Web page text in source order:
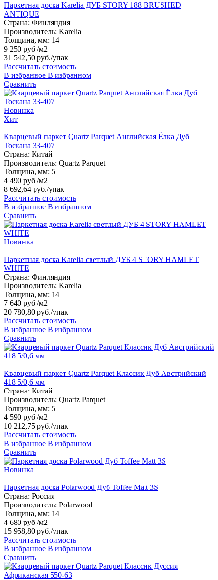
Паркетная доска Karelia ДУБ STORY 188 BRUSHED
ANTIQUE
Страна: Финляндия
Производитель: Karelia
Толщина, мм: 14
9 250 руб./м2
31 542,50 руб./упак
Рассчитать стоимость
В избранное В избранном
Сравнить
Новинка
Хит
Кварцевый паркет Quartz Parquet Английская Ёлка Дуб
Тоскана 33-407
Страна: Китай
Производитель: Quartz Parquet
Толщина, мм: 5
4 490 руб./м2
8 692,64 руб./упак
Рассчитать стоимость
В избранное В избранном
Сравнить
Новинка
Паркетная доска Karelia светлый ДУБ 4 STORY HAMLET
WHITE
Страна: Финляндия
Производитель: Karelia
Толщина, мм: 14
7 640 руб./м2
20 780,80 руб./упак
Рассчитать стоимость
В избранное В избранном
Сравнить
Кварцевый паркет Quartz Parquet Классик Дуб Австрийский
418 5/0,6 мм
Страна: Китай
Производитель: Quartz Parquet
Толщина, мм: 5
4 590 руб./м2
10 212,75 руб./упак
Рассчитать стоимость
В избранное В избранном
Сравнить
Новинка
Паркетная доска Polarwood Дуб Toffee Matt 3S
Страна: Россия
Производитель: Polarwood
Толщина, мм: 14
4 680 руб./м2
15 958,80 руб./упак
Рассчитать стоимость
В избранное В избранном
Сравнить